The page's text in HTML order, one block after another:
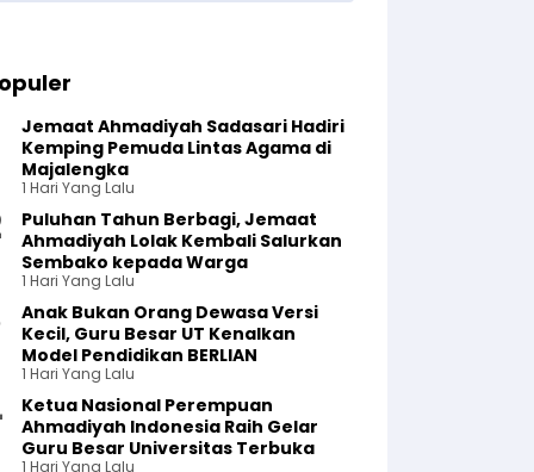
Jemaat Ahmadiyah Sadasari Hadiri
Kemping Pemuda Lintas Agama di
Majalengka
1 Hari Yang Lalu
Puluhan Tahun Berbagi, Jemaat
Ahmadiyah Lolak Kembali Salurkan
Sembako kepada Warga
1 Hari Yang Lalu
Anak Bukan Orang Dewasa Versi
Kecil, Guru Besar UT Kenalkan
Model Pendidikan BERLIAN
1 Hari Yang Lalu
Ketua Nasional Perempuan
Ahmadiyah Indonesia Raih Gelar
Guru Besar Universitas Terbuka
1 Hari Yang Lalu